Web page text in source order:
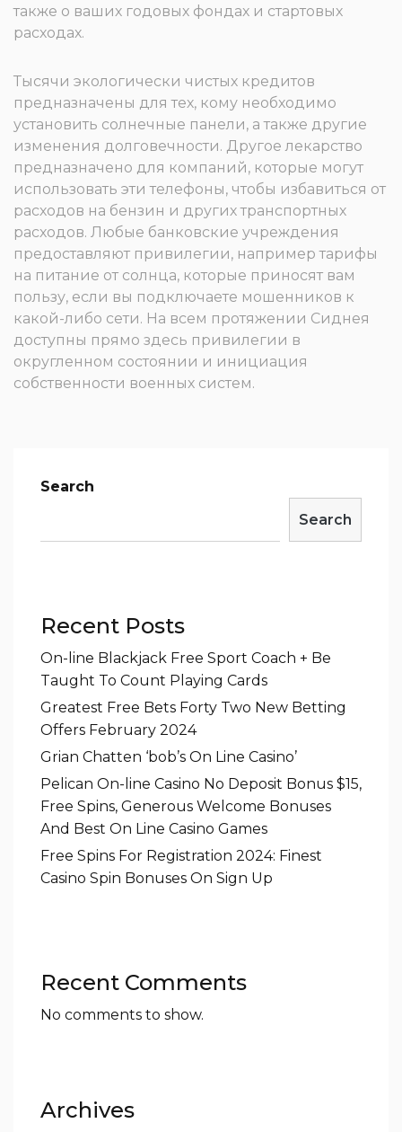
также о ваших годовых фондах и стартовых
расходах.
Тысячи экологически чистых кредитов
предназначены для тех, кому необходимо
установить солнечные панели, а также другие
изменения долговечности. Другое лекарство
предназначено для компаний, которые могут
использовать эти телефоны, чтобы избавиться от
расходов на бензин и других транспортных
расходов. Любые банковские учреждения
предоставляют привилегии, например тарифы
на питание от солнца, которые приносят вам
пользу, если вы подключаете мошенников к
какой-либо сети. На всем протяжении Сиднея
доступны прямо здесь привилегии в
округленном состоянии и инициация
собственности военных систем.
Search
Search
Recent Posts
On-line Blackjack Free Sport Coach + Be
Taught To Count Playing Cards
Greatest Free Bets Forty Two New Betting
Offers February 2024
Grian Chatten ‘bob’s On Line Casino’
Pelican On-line Casino No Deposit Bonus $15,
Free Spins, Generous Welcome Bonuses
And Best On Line Casino Games
Free Spins For Registration 2024: Finest
Casino Spin Bonuses On Sign Up
Recent Comments
No comments to show.
Archives